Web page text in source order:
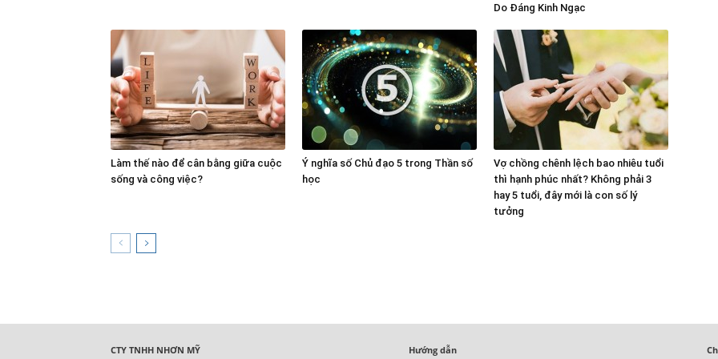
Do Đáng Kinh Ngạc
Làm thế nào để cân bằng giữa cuộc
sống và công việc?
Ý nghĩa số Chủ đạo 5 trong Thần số
học
Vợ chồng chênh lệch bao nhiêu tuổi
thì hạnh phúc nhất? Không phải 3
hay 5 tuổi, đây mới là con số lý
tưởng
CTY TNHH NHƠN MỸ Hướng dẫn